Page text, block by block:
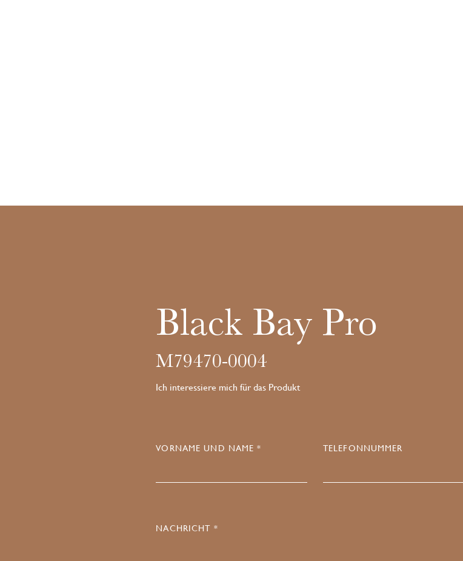
Black Bay Pro
M79470-0004
Ich interessiere mich für das Produkt
VORNAME UND NAME * TELEFONNUMMER
NACHRICHT *